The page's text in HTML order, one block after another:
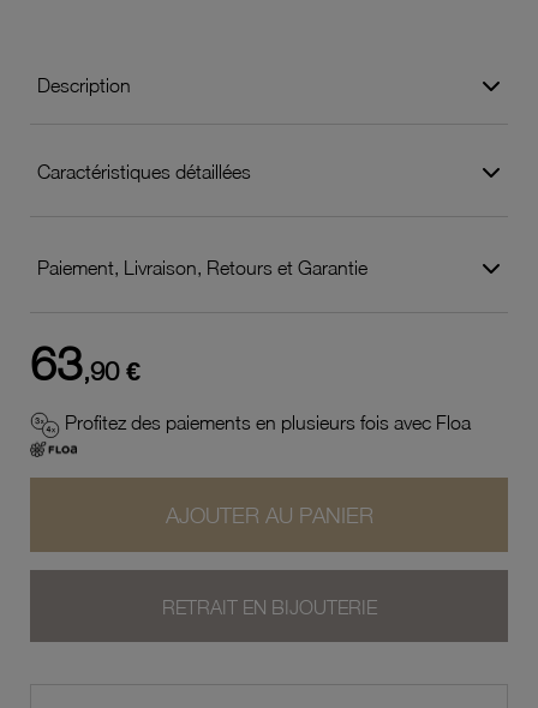
Description
Caractéristiques détaillées
Paiement, Livraison, Retours et Garantie
63,90 €
Profitez des paiements en plusieurs fois avec Floa
AJOUTER AU PANIER
RETRAIT EN BIJOUTERIE